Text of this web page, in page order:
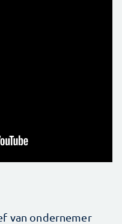
van ondernemer